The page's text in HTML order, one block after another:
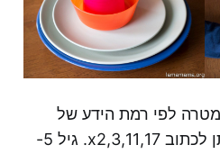
לפי רמת הידע של
הילד. לדוגמה: גיל 8- ניתן לכתוב 3,11,17,x2. גיל 5-